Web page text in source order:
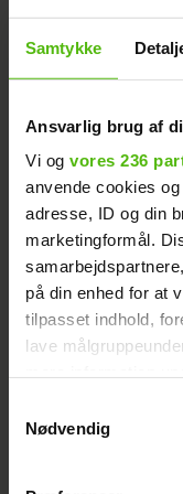
Samtykke
Ansvarlig brug af
Vi og vores 236
anvende cookies
adresse, ID og din
marketingformål.
på din enhed for at
tilpasset indhold,
lave
tilbage eller ændre
Nødvendig
sine venner,
sig for fitness,
motorcykel.
Læs også:
breakup-
Kan du næsten
får premiere
smugkig på